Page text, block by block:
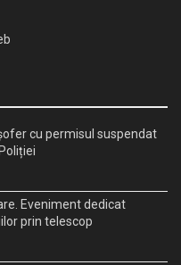
cu permisul suspendat
Eveniment dedicat
prin telescop